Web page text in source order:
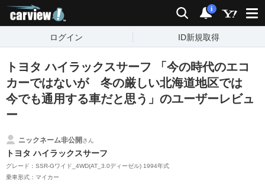
検索 通知
i
ログイン ID新規取得
トヨタ ハイラックスサーフ 「今の時代のエコ
カーではないが 冬の厳しい北海道地区では
今でも通用する車だと思う」のユーザーレビュ
ー
ニックネーム非公開さん
トヨタ ハイラックスサーフ
グレード：SSR-Gワイド_4WD(AT_3.0ディーゼル) 1994年式
乗車形式：マイカー